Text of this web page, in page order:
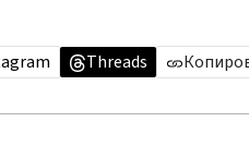
Threads